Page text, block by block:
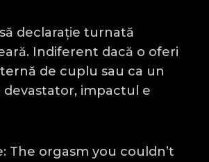
declarație turnată
Indiferent dacă o oferi
de cuplu sau ca un
devastator, impactul e
The orgasm you couldn’t